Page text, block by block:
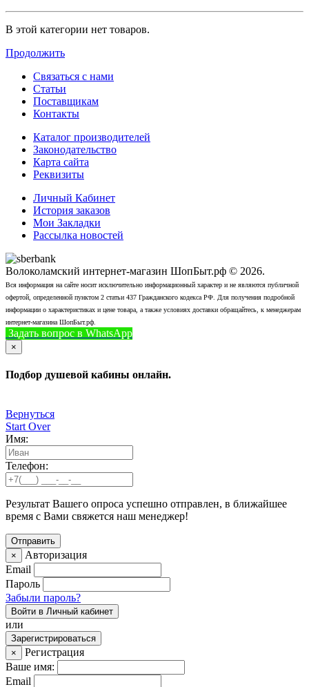
В этой категории нет товаров.
Продолжить
Связаться с нами
Статьи
Поставщикам
Контакты
Каталог производителей
Законодательство
Карта сайта
Реквизиты
Личный Кабинет
История заказов
Мои Закладки
Рассылка новостей
Волоколамский интернет-магазин ШопБыт.рф © 2026.
Вся информация на сайте носит исключительно информационный характер и не являются публичной
офертой, определенной пунктом 2 статьи 437 Гражданского кодекса РФ. Для получения подробной
информации о характеристиках и цене товара, а также условиях доставки обращайтесь, к менеджерам
интернет-магазина ШопБыт.рф.
Задать вопрос в WhatsApp
×
Подбор душевой кабины онлайн.
Вернуться
Start Over
Имя:
Телефон:
Результат Вашего опроса успешно отправлен, в ближайшее
время с Вами свяжется наш менеджер!
×
Авторизация
Email
Пароль
Забыли пароль?
Войти в Личный кабинет
или
Зарегистрироваться
×
Регистрация
Ваше имя:
Email